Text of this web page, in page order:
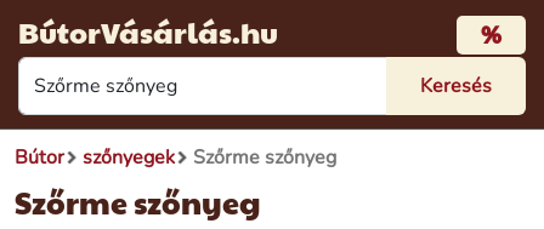
BútorVásárlás.hu %
Bútor szőnyegek Szőrme szőnyeg
Szőrme szőnyeg